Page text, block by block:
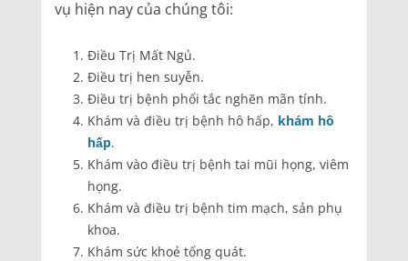
vụ hiện nay của chúng tôi:
Điều Trị Mất Ngủ.
Điều trị hen suyễn.
Điều trị bệnh phổi tắc nghẽn mãn tính.
Khám và điều trị bệnh hô hấp, khám hô
hấp.
Khám vào điều trị bệnh tai mũi họng, viêm
họng.
Khám và điều trị bệnh tim mạch, sản phụ
khoa.
Khám sức khoẻ tổng quát.